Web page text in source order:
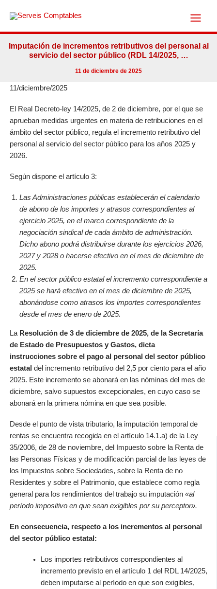
Imputación de incrementos retributivos del personal al
servicio del sector público (RDL 14/2025, …
11 de diciembre de 2025
11/diciembre/2025
El Real Decreto-ley 14/2025, de 2 de diciembre, por el que se
aprueban medidas urgentes en materia de retribuciones en el
ámbito del sector público, regula el incremento retributivo del
personal al servicio del sector público para los años 2025 y
2026.
Según dispone el artículo 3:
Las Administraciones públicas establecerán el calendario
de abono de los importes y atrasos correspondientes al
ejercicio 2025, en el marco correspondiente de la
negociación sindical de cada ámbito de administración.
Dicho abono podrá distribuirse durante los ejercicios 2026,
2027 y 2028 o hacerse efectivo en el mes de diciembre de
2025.
En el sector público estatal el incremento correspondiente a
2025 se hará efectivo en el mes de diciembre de 2025,
abonándose como atrasos los importes correspondientes
desde el mes de enero de 2025.
La Resolución de 3 de diciembre de 2025, de la Secretaría
de Estado de Presupuestos y Gastos, dicta
instrucciones sobre el pago al personal del sector público
estatal del incremento retributivo del 2,5 por ciento para el año
2025. Este incremento se abonará en las nóminas del mes de
diciembre, salvo supuestos excepcionales, en cuyo caso se
abonará en la primera nómina en que sea posible.
Desde el punto de vista tributario, la imputación temporal de
rentas se encuentra recogida en el artículo 14.1.a) de la Ley
35/2006, de 28 de noviembre, del Impuesto sobre la Renta de
las Personas Físicas y de modificación parcial de las leyes de
los Impuestos sobre Sociedades, sobre la Renta de no
Residentes y sobre el Patrimonio, que establece como regla
general para los rendimientos del trabajo su imputación «al
período impositivo en que sean exigibles por su perceptor».
En consecuencia, respecto a los incrementos al personal
del sector público estatal:
Los importes retributivos correspondientes al
incremento previsto en el artículo 1 del RDL 14/2025,
deben imputarse al período en que son exigibles,